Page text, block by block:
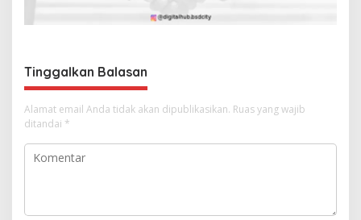
o
Tinggalkan Balasan
Alamat email Anda tidak akan dipublikasikan. Ruas yang wajib
ditandai *